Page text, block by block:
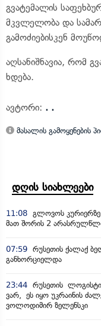
გვატემალის
მკვლელობა და
გამოძიებისკენ
აღსანიშნავია, რომ
ხდება.
ავტორი: . .
მასალის გამოყენების
დღის სიახლეები
11:08 გლოვოს
მათ შორის 2
07:59 რუსეთის ქალაქ
განხორციელდა
23:44 რუსეთის
ვარ, ეს იყო უკრაინის
ვოლოდიმირ ზელენსკი